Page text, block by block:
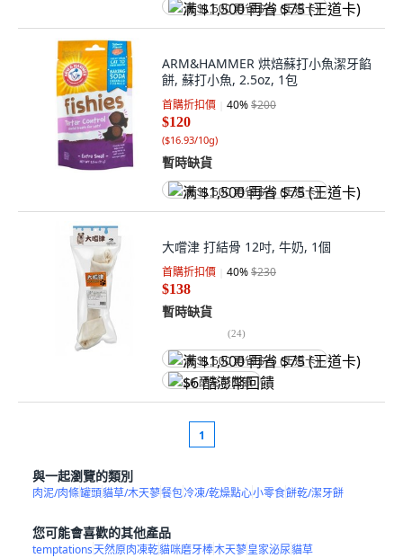
满 $1,500 再省 $75 (王道卡)
ARM&HAMMER 烘焙蘇打小魚潔牙餡
餅, 蘇打小魚, 2.5oz, 1包
首購折扣價 40%$200
$120
($16.93/10g)
暫時缺貨
满 $1,500 再省 $75 (王道卡)
大嚐津 打結骨 12吋, 牛奶, 1個
首購折扣價 40%$230
$138
暫時缺貨
(24)
满 $1,500 再省 $75 (王道卡)
$6 酷澎幣回饋
1
與一起瀏覽的類別
肉泥/肉條罐頭貓草/木天蓼餐包冷凍/乾燥點心小零食餅乾/潔牙餅
您可能會喜歡的其他產品
temptations天然原肉凍乾貓咪磨牙棒木天蓼皇家泌尿貓草